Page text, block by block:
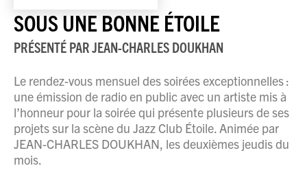
SOUS UNE BONNE ÉTOILE
PRÉSENTÉ PARJEAN-CHARLES DOUKHAN
Le rendez-vous mensuel des soirées exceptionnelles :
une émission de radio en public avec un artiste mis à
l’honneur pour la soirée qui présente plusieurs de ses
projets sur la scène du Jazz Club Étoile. Animée par
JEAN-CHARLES DOUKHAN, les deuxièmes jeudis du
mois.